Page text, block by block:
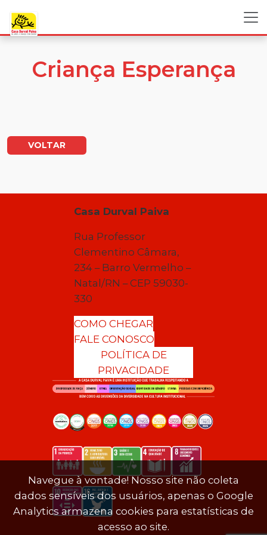
Criança Esperança
VOLTAR
Casa Durval Paiva
Rua Professor
Clementino Câmara,
234 – Barro Vermelho –
Natal/RN – CEP 59030-
330
COMO CHEGAR
FALE CONOSCO
POLÍTICA DE
PRIVACIDADE
Navegue à vontade! Nosso site não coleta
dados sensíveis dos usuários, apenas o Google
Analytics armazena cookies para estatísticas de
acesso ao site.